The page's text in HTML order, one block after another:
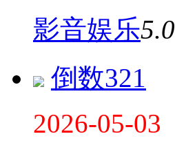
影音娱乐5.0
倒数321
2026-05-03